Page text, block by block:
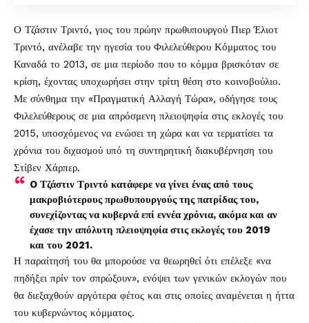
Ο Τζάστιν Τριντό, γιος του πρώην πρωθυπουργού Πιερ Έλιοτ
Τριντό, ανέλαβε την ηγεσία του Φιλελεύθερου Κόμματος του
Καναδά το 2013, σε μια περίοδο που το κόμμα βρισκόταν σε
κρίση, έχοντας υποχωρήσει στην τρίτη θέση στο κοινοβούλιο.
Με σύνθημα την «Πραγματική Αλλαγή Τώρα», οδήγησε τους
Φιλελεύθερους σε μια απρόσμενη πλειοψηφία στις εκλογές του
2015, υποσχόμενος να ενώσει τη χώρα και να τερματίσει τα
χρόνια του διχασμού υπό τη συντηρητική διακυβέρνηση του
Στίβεν Χάρπερ.
O Τζάστιν Τριντό κατάφερε να γίνει ένας από τους
μακροβιότερους πρωθυπουργούς της πατρίδας του,
συνεχίζοντας να κυβερνά επί εννέα χρόνια, ακόμα και αν
έχασε την απόλυτη πλειοψηφία στις εκλογές του 2019
και του 2021.
Η παραίτησή του θα μπορούσε να θεωρηθεί ότι επέλεξε «να
πηδήξει πρίν τον σπρώξουν», ενόψει των γενικών εκλογών που
θα διεξαχθούν αργότερα φέτος και στις οποίες αναμένεται η ήττα
του κυβερνώντος κόμματος.